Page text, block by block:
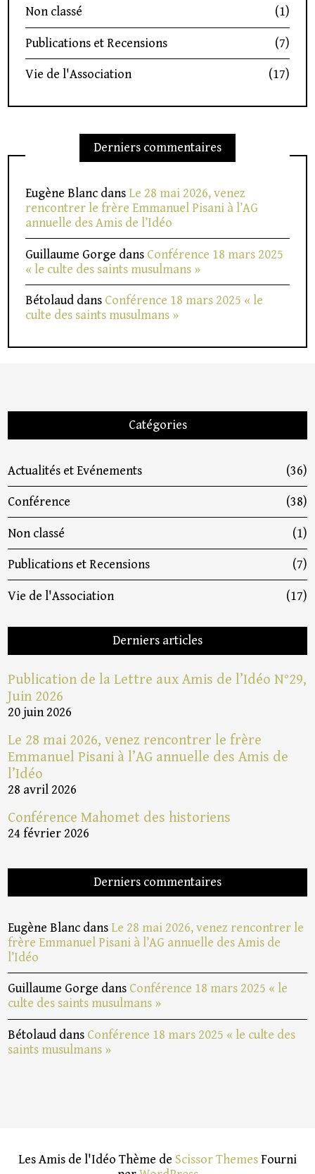
Non classé (1)
Publications et Recensions (7)
Vie de l'Association (17)
Derniers commentaires
Eugène Blancdans Le 28 mai 2026, venez
rencontrer le frère Emmanuel Pisani à l’AG
annuelle des Amis de l’Idéo
Guillaume Gorge dans Conférence 18 mars 2025
« le culte des saints musulmans »
Bétolauddans Conférence 18 mars 2025 « le
culte des saints musulmans »
Catégories
Actualités et Evénements (36)
Conférence (38)
Non classé (1)
Publications et Recensions (7)
Vie de l'Association (17)
Derniers articles
Publication de la Lettre aux Amis de l’Idéo N°29,
Juin 2026
20 juin 2026
Le 28 mai 2026, venez rencontrer le frère
Emmanuel Pisani à l’AG annuelle des Amis de
l’Idéo
28 avril 2026
Conférence Mahomet des historiens
24 février 2026
Derniers commentaires
Eugène Blanc dans Le 28 mai 2026, venez rencontrer le
frère Emmanuel Pisani à l’AG annuelle des Amis de
l’Idéo
Guillaume Gorge dans Conférence 18 mars 2025 « le
culte des saints musulmans »
Bétolaud dans Conférence 18 mars 2025 « le culte des
saints musulmans »
Les Amis de l'Idéo Thème de Scissor ThemesFourni